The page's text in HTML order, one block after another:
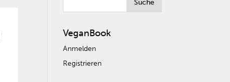
VeganBook
Anmelden
Registrieren